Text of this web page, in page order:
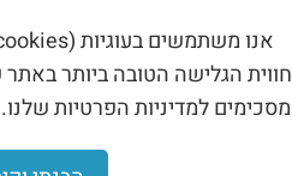
חווית הגלישה הטובה ביותר
מסכימים למדיניות הפרטיות שלנו.